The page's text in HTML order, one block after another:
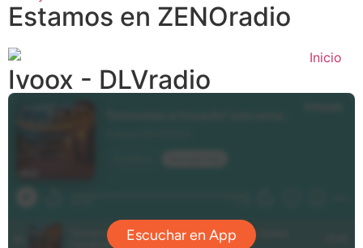
Estamos en ZENOradio
Ivoox - DLVradio